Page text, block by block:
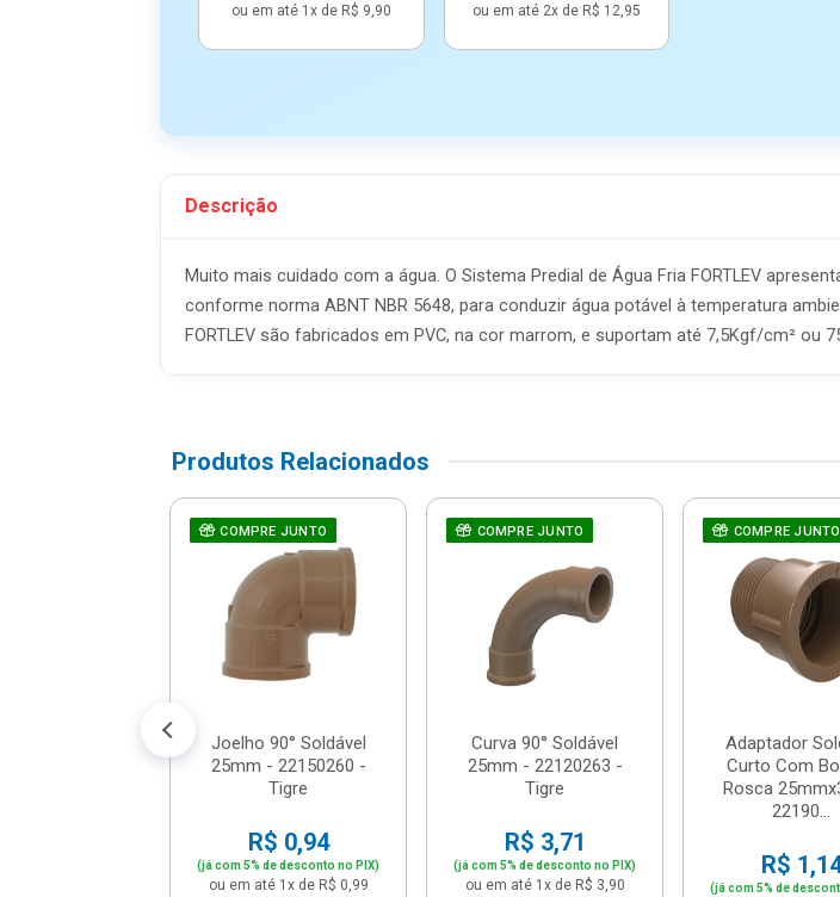
ou em até 1x de R$ 9,90 ou em até 2x de R$ 12,95
Descrição
Muito mais cuidado com a água. O Sistema Predial de Água Fria FORTLEV
conforme norma ABNT NBR 5648, para conduzir água potável à temperatura
FORTLEV são fabricados em PVC, na cor marrom, e suportam até 7,5Kgf/cm² ou
Produtos Relacionados
COMPRE JUNTO
Joelho 90° Soldável
25mm - 22150260 -
Tigre
R$ 0,94
(já com 5% de desconto no PIX)
ou em até 1x de R$ 0,99
COMPRE JUNTO
Curva 90° Soldável
25mm - 22120263 -
Tigre
R$ 3,71
(já com 5% de desconto no PIX)
ou em até 1x de R$ 3,90
COMPRE JUNTO
Adaptador
Curto Com
Rosca
22190...
R$
(já com 5% de